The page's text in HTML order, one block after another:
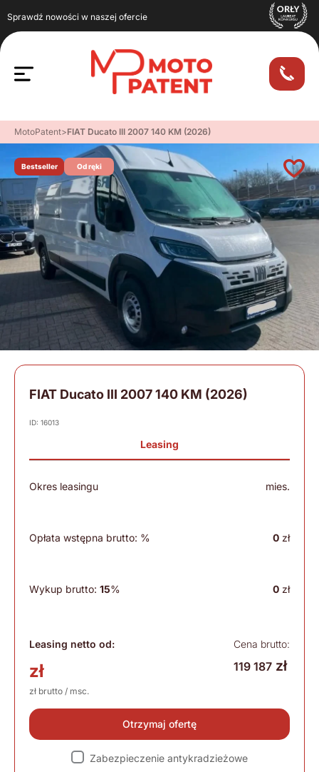
Sprawdź nowości w naszej ofercie
MotoPatent>FIAT Ducato III 2007 140 KM (2026)
Bestseller Od ręki
FIAT Ducato III 2007 140 KM (2026)
ID: 16013
Leasing
Okres leasingu mies.
Opłata wstępna brutto: % 0 zł
Wykup brutto: 15% 0 zł
Leasing netto od:
zł
zł brutto / msc.
Cena brutto:
119 187 zł
Otrzymaj ofertę
Zabezpieczenie antykradzieżowe